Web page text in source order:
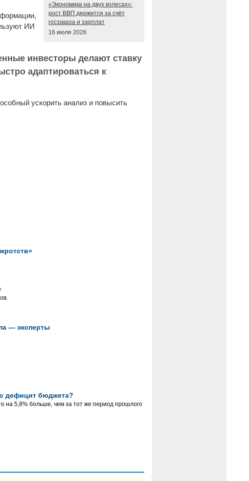
«Экономика на двух колесах»:
рост ВВП держится за счёт
госзаказа и зарплат
16 июля 2026
ИИ
инвесторы делают ставку
адаптироваться к
ускорить анализ и повысить
— эксперты
дефицит бюджета?
на 5,8% больше, чем за тот же период прошлого